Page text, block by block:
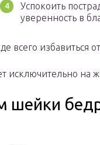
Успокоить
уверенность в
всего избавиться
исключительно на
шейки